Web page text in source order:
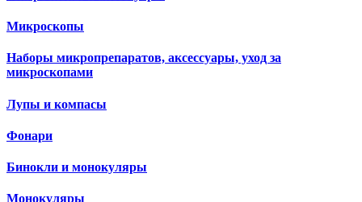
Микроскопы
Наборы микропрепаратов, аксессуары, уход за
микроскопами
Лупы и компасы
Фонари
Бинокли и монокуляры
Монокуляры